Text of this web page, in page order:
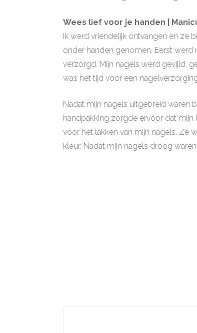
Wees lief voor je handen |
Ik werd vriendelijk ontvangen en ze
onder handen genomen. Eerst
verzorgd. Mijn nagels werd gevijld,
was het tijd voor een
Nadat mijn nagels uitgebreid waren
handpakking zorgde ervoor dat mijn
voor het lakken van mijn nagels. Ze
kleur. Nadat mijn nagels droog